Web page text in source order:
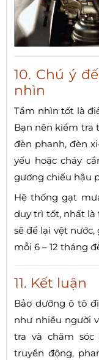
10. Chú ý
nhìn
Tầm nhìn tốt là
Bạn nên kiểm tra
đèn phanh, đèn
yếu hoặc cháy
gương chiếu hậu
Hệ thống gạt
duy trì tốt, nhất là
sẽ để lại vệt
mỗi 6 – 12 tháng
11. Kết luận
Bảo dưỡng ô tô
như nhiều người
tra và chăm
truyền động,